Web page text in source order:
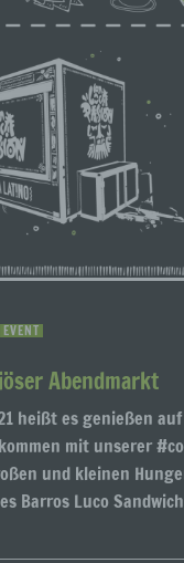
EVENT
Abendmarkt
heißt es genießen
mit unserer
und kleinen
Barros Luco